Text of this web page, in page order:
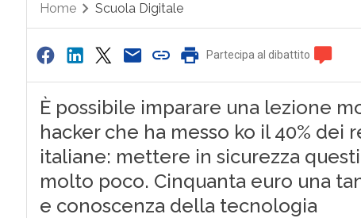
Home Scuola Digitale
Partecipa al dibattito
È possibile imparare una lezione
hacker che ha messo ko il 40%
italiane: mettere in sicurezza
molto poco. Cinquanta euro una
e conoscenza della tecnologia